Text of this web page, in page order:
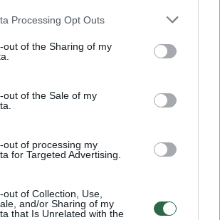
Processing Opt Outs
out of the Sharing of my
out of the Sale of my
out of processing my
for Targeted Advertising.
of Collection, Use,
and/or Sharing of my
that Is Unrelated with the
nusimato karštas: temperatūra kils iki
00:15:54
laiko bandymu įsitvirtinti